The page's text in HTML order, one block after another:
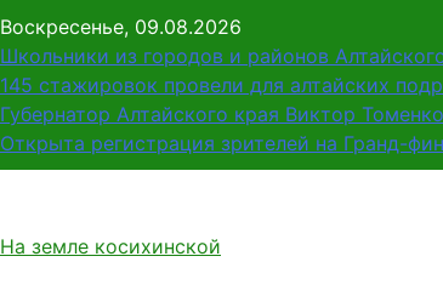
Перейти
к
содержимому
Воскресенье, 09.08.2026
Школьники из городов и районов
145 стажировок провели для алтайских
Губернатор Алтайского края Виктор
Открыта регистрация зрителей на Гранд-
На земле косихинской